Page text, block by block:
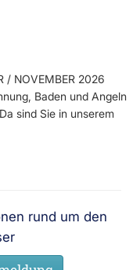
/ NOVEMBER 2026
Baden und Angeln
sind Sie in unserem
rund um den